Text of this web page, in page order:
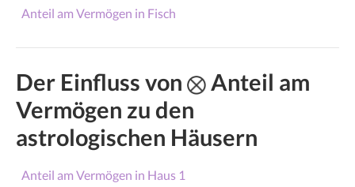
Anteil am Vermögen in Fisch
Der Einfluss von
Anteil am
Vermögen zu den
astrologischen Häusern
Anteil am Vermögen in Haus 1